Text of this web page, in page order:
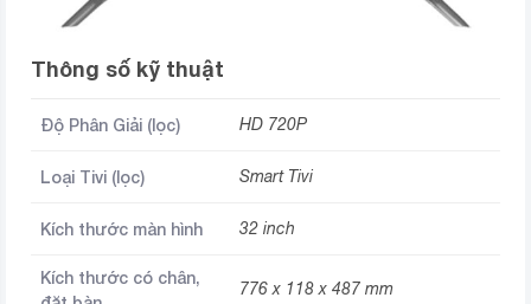
Thông số kỹ thuật
Độ Phân Giải (lọc) HD 720P
Loại Tivi (lọc) Smart Tivi
Kích thước màn hình 32 inch
Kích thước có chân,
776 x 118 x 487 mm